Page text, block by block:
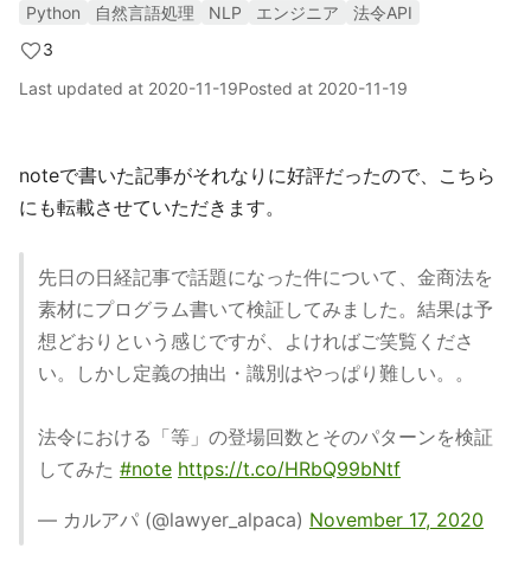
Python 自然言語処理 NLP エンジニア
法令API
3
Last updated at 2020-11-19Posted at 2020-11-19
noteで書いた記事がそれなりに好評だったので、こちら
にも転載させていただきます。
先日の日経記事で話題になった件について、金商法を
素材にプログラム書いて検証してみました。結果は予
想どおりという感じですが、よければご笑覧くださ
い。しかし定義の抽出・識別はやっぱり難しい。。
法令における「等」の登場回数とそのパターンを検証
してみた #note https://t.co/HRbQ99bNtf
— カルアパ (@lawyer_alpaca) November 17, 2020